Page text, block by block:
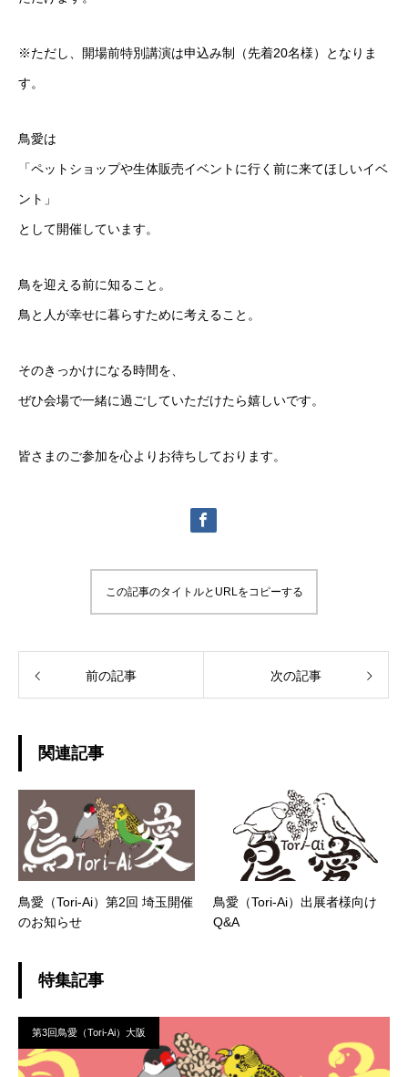
※ただし、開場前特別講演は申込み制（先着20名様）となりま
す。
鳥愛は
「ペットショップや生体販売イベントに行く前に来てほしいイベ
ント」
として開催しています。
鳥を迎える前に知ること。
鳥と人が幸せに暮らすために考えること。
そのきっかけになる時間を、
ぜひ会場で一緒に過ごしていただけたら嬉しいです。
皆さまのご参加を心よりお待ちしております。
この記事のタイトルとURLをコピーする
前の記事 次の記事
関連記事
鳥愛（Tori-Ai）第2回 埼玉開催
のお知らせ
鳥愛（Tori-Ai）出展者様向け
Q&A
特集記事
第3回鳥愛（Tori-Ai）大阪